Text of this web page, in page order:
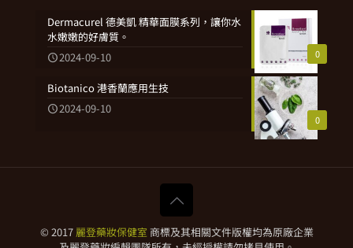
0
Dermacurel 德美凱 精華面膜系列，讓你水
水嫩嫩的好膚質。
2024-09-10
0
Biotanico 港香蘭應用生技
2024-09-10
© 2017 麗登藥妝保健室 商標及其相關文件版權均為原廠企業